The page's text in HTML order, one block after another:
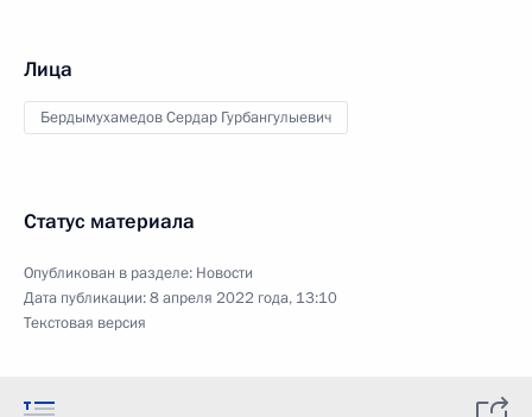
Лица
Бердымухамедов Сердар Гурбангулыевич
Статус материала
Опубликован в разделе: Новости
Дата публикации:8 апреля 2022 года, 13:10
Текстовая версия